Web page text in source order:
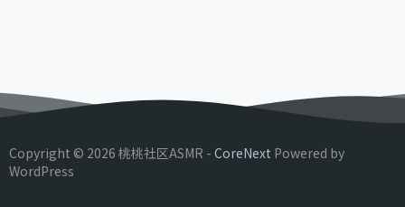
Copyright © 2026 桃桃社区ASMR - CoreNext Powered by
WordPress